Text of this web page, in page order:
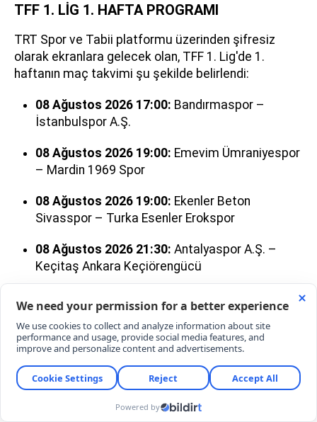
TFF 1. LİG 1. HAFTA PROGRAMI
TRT Spor ve Tabii platformu üzerinden şifresiz
olarak ekranlara gelecek olan, TFF 1. Lig'de 1.
haftanın maç takvimi şu şekilde belirlendi:
08 Ağustos 2026 17:00: Bandırmaspor –
İstanbulspor A.Ş.
08 Ağustos 2026 19:00: Emevim Ümraniyespor
– Mardin 1969 Spor
08 Ağustos 2026 19:00: Ekenler Beton
Sivasspor – Turka Esenler Erokspor
08 Ağustos 2026 21:30: Antalyaspor A.Ş. –
Keçitaş Ankara Keçiörengücü
Futbol Kulübü – Mısırlıcom.tr Fatih Karagümrük
A.Ş.
09 Ağustos 2026 19:00:SMS Grup Sarıyer –
Muğlaspor Kulübü
09 Ağustos 2026 21:30:Van Spor Futbol